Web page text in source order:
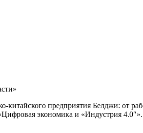
китайского предприятия Белджи: от
экономика и «Индустрия 4.0″».